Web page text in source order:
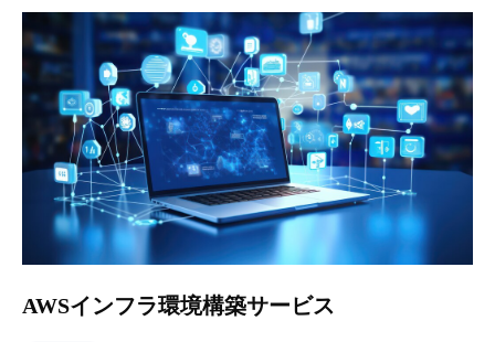
AWSインフラ環境構築サービス